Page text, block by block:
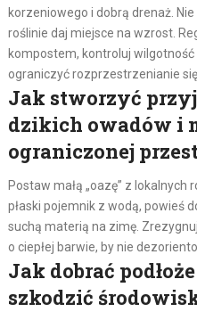
korzeniowego i dobrą drenaż.
roślinie daj miejsce na wzrost.
kompostem, kontroluj wilgotność
ograniczyć rozprzestrzenianie
Jak stworzyć
dzikich owadów i
ograniczonej
Postaw małą „oazę” z
płaski pojemnik z wodą, powieś
suchą materią na zimę.
o ciepłej barwie, by nie
Jak dobrać
szkodzić